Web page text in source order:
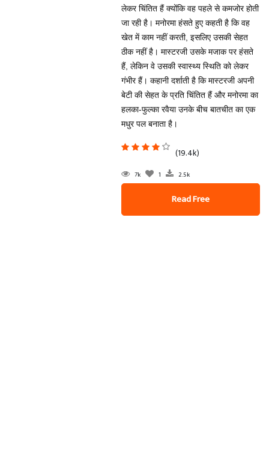
लेकर चिंतित हैं क्योंकि वह पहले से कमजोर होती
जा रही है। मनोरमा हंसते हुए कहती है कि वह
खेत में काम नहीं करती, इसलिए उसकी सेहत
ठीक नहीं है। मास्टरजी उसके मजाक पर हंसते
हैं, लेकिन वे उसकी स्वास्थ्य स्थिति को लेकर
गंभीर हैं। कहानी दर्शाती है कि मास्टरजी अपनी
बेटी की सेहत के प्रति चिंतित हैं और मनोरमा का
हलका-फुल्का रवैया उनके बीच बातचीत का एक
मधुर पल बनाता है।
(19.4k)
7k 1 2.5k
Read Free